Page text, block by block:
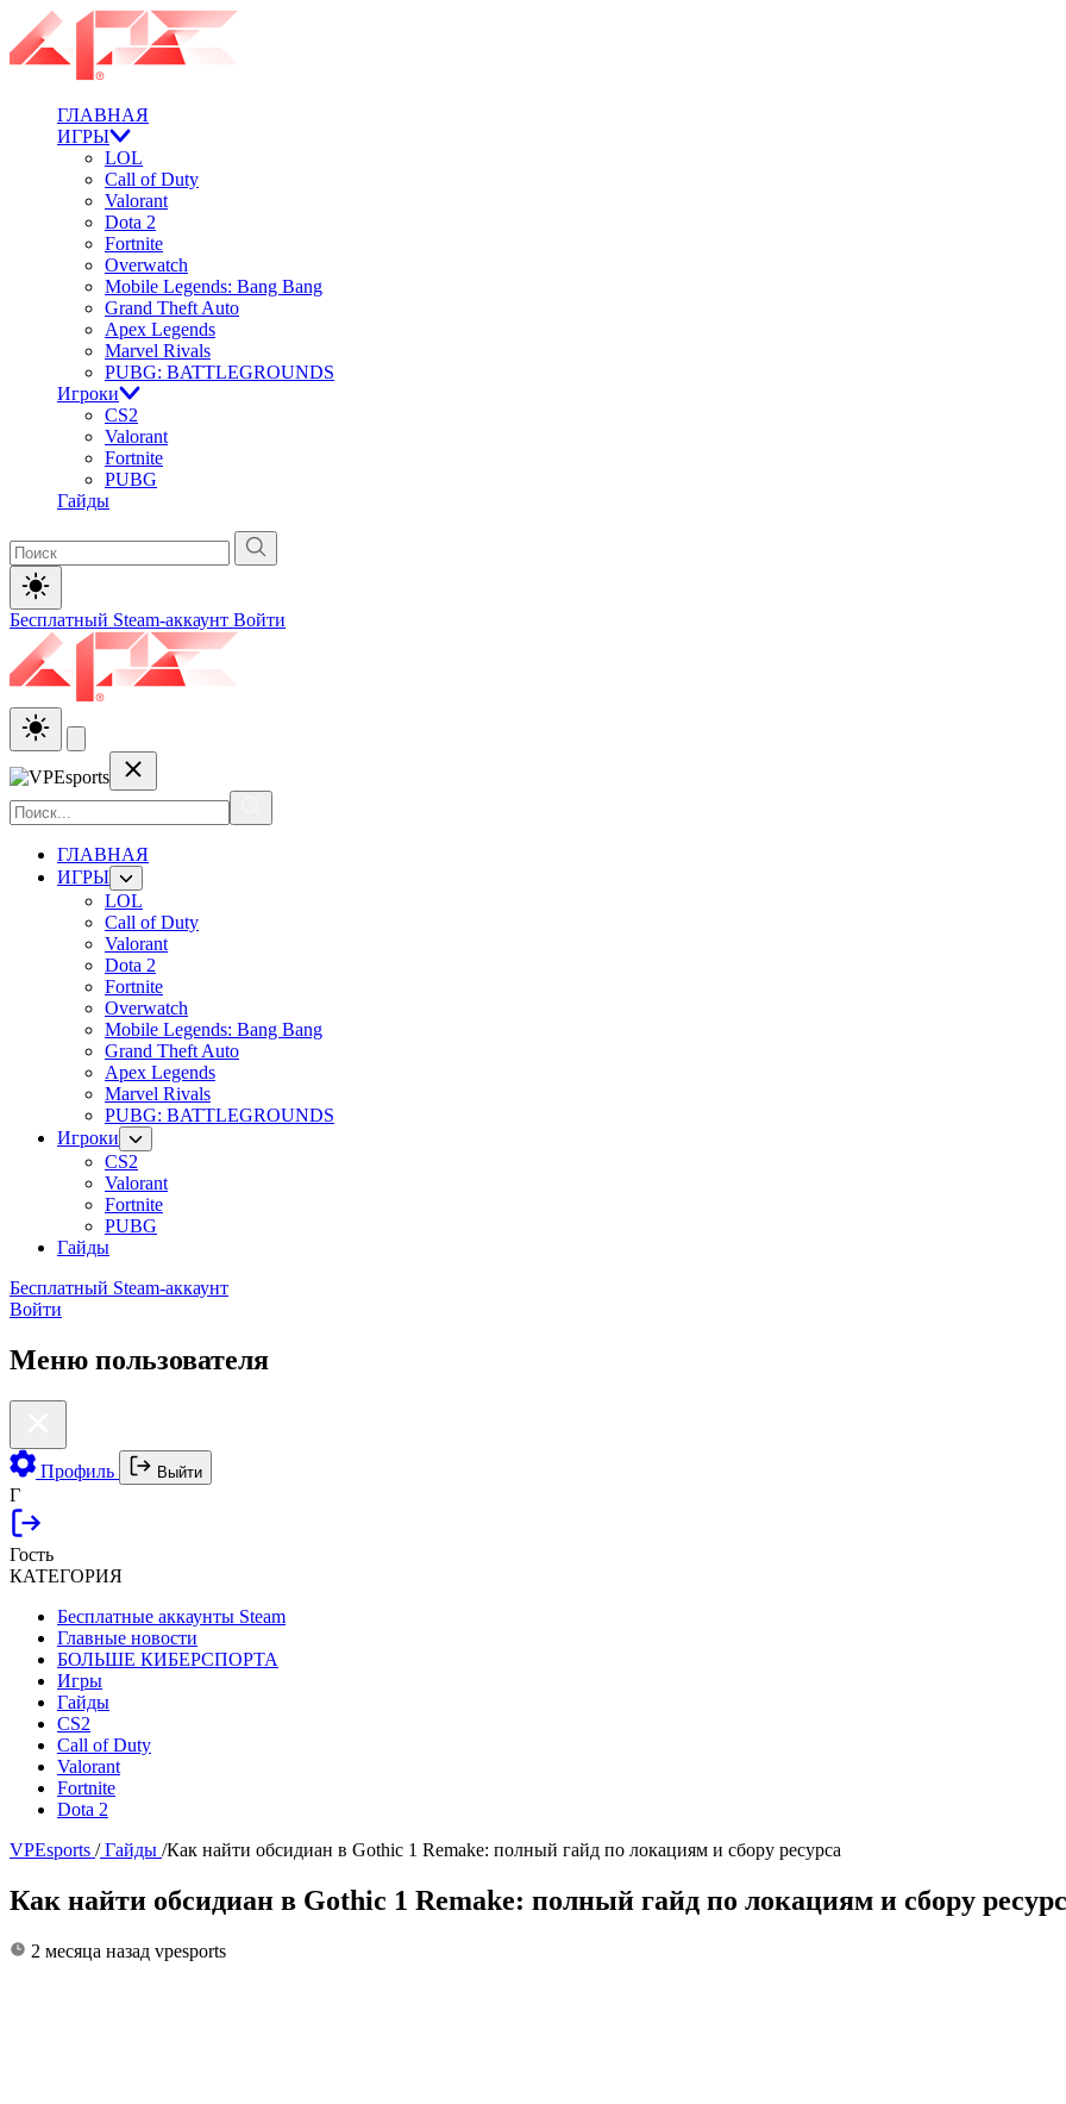
ГЛАВНАЯ
ИГРЫ
LOL
Call of Duty
Valorant
Dota 2
Fortnite
Overwatch
Mobile Legends: Bang Bang
Grand Theft Auto
Apex Legends
Marvel Rivals
PUBG: BATTLEGROUNDS
Игроки
CS2
Valorant
Fortnite
PUBG
Гайды
Бесплатный Steam-аккаунт Войти
ГЛАВНАЯ
ИГРЫ
LOL
Call of Duty
Valorant
Dota 2
Fortnite
Overwatch
Mobile Legends: Bang Bang
Grand Theft Auto
Apex Legends
Marvel Rivals
PUBG: BATTLEGROUNDS
Игроки
CS2
Valorant
Fortnite
PUBG
Гайды
Бесплатный Steam-аккаунт
Войти
Меню пользователя
Профиль Выйти
Г
Гость
КАТЕГОРИЯ
Бесплатные аккаунты Steam
Главные новости
БОЛЬШЕ КИБЕРСПОРТА
Игры
Гайды
CS2
Call of Duty
Valorant
Fortnite
Dota 2
VPEsports / Гайды /Как найти обсидиан в Gothic 1 Remake: полный гайд по локациям и сбору ресурса
Как найти обсидиан в Gothic 1 Remake: полный гайд по локациям и сбору
2 месяца назад vpesports